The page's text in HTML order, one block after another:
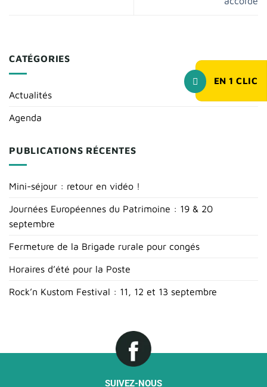
EN1 CLIC
CATÉGORIES
Actualités
Agenda
PUBLICATIONS RÉCENTES
Mini-séjour : retour en vidéo !
Journées Européennes du Patrimoine : 19 & 20
septembre
Fermeture de la Brigade rurale pour congés
Horaires d’été pour la Poste
Rock’n Kustom Festival : 11, 12 et 13 septembre
SUIVEZ-NOUS